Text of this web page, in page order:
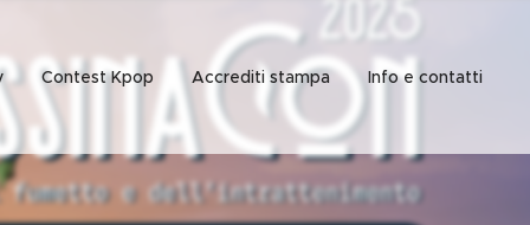
Contest Kpop Accrediti stampa Info e contatti